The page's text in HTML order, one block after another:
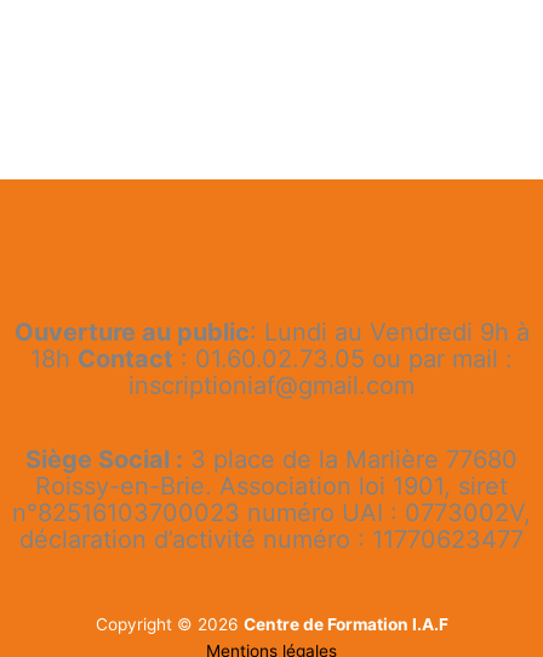
Ouverture au public: Lundi au Vendredi 9h à
18h Contact : 01.60.02.73.05 ou par mail :
inscriptioniaf@gmail.com
Siège Social : 3 place de la Marlière 77680
Roissy-en-Brie. Association loi 1901, siret
n°82516103700023 numéro UAI : 0773002V,
déclaration d’activité numéro : 11770623477
Copyright © 2026 Centre de Formation I.A.F
Mentions légales